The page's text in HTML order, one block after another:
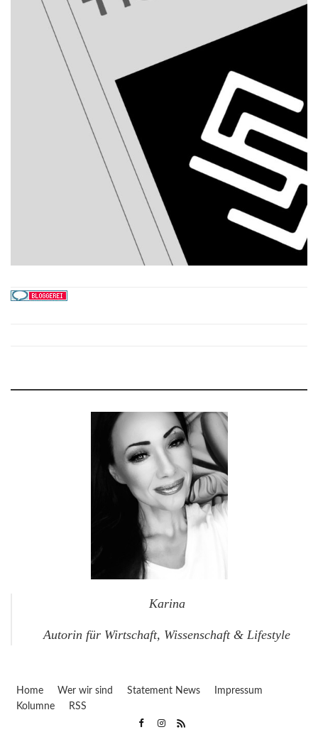
Karina
Autorin für Wirtschaft, Wissenschaft & Lifestyle
Home Wer wir sind Statement News
Impressum
Kolumne
RSS